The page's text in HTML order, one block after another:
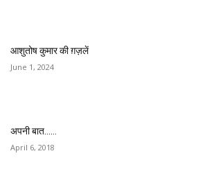
आशुतोष कुमार की ग़ज़लें
June 1, 2024
अपनी बात……
April 6, 2018